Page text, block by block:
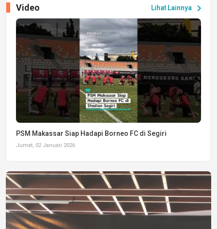
Lihat Lainnya chevron_right
Video
PSM Makassar Siap Hadapi Borneo FC di Segiri
Jumat, 02 Januari 2026